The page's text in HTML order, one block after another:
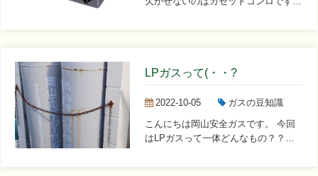
LPガスって(・・?
2022-10-05
ガスの豆知識
こんにちは岡山安全ガスです。 今回
はLPガスって一体どんなもの？？を